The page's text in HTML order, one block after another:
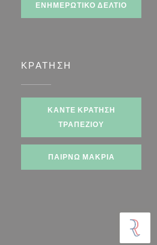
ΕΝΗΜΕΡΩΤΙΚΌ ΔΕΛΤΊΟ
ΚΡΆΤΗΣΗ
ΚΆΝΤΕ ΚΡΆΤΗΣΗ
ΤΡΑΠΕΖΙΟΎ
ΠΑΊΡΝΩ ΜΑΚΡΙΆ